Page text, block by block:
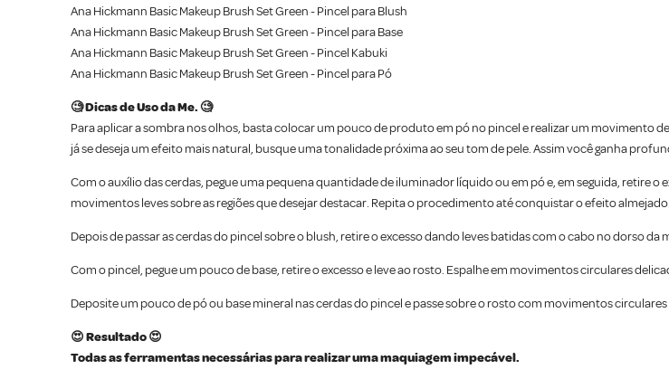
Ana Hickmann Basic Makeup Brush Set Green - Pincel para Blush
Ana Hickmann Basic Makeup Brush Set Green - Pincel para Base
Ana Hickmann Basic Makeup Brush Set Green - Pincel Kabuki
Ana Hickmann Basic Makeup Brush Set Green - Pincel para Pó
🧐 Dicas de Uso da Me. 🧐
Para aplicar a sombra nos olhos, basta colocar um pouco de produto em pó no pincel e realizar um movimento
já se deseja um efeito mais natural, busque uma tonalidade próxima ao seu tom de pele. Assim você ganha
Com o auxílio das cerdas, pegue uma pequena quantidade de iluminador líquido ou em pó e, em seguida, retire
movimentos leves sobre as regiões que desejar destacar. Repita o procedimento até conquistar o efeito almejado.
Depois de passar as cerdas do pincel sobre o blush, retire o excesso dando leves batidas com o cabo no dorso
Com o pincel, pegue um pouco de base, retire o excesso e leve ao rosto. Espalhe em movimentos circulares
Deposite um pouco de pó ou base mineral nas cerdas do pincel e passe sobre o rosto com movimentos
😍 Resultado 😍
Todas as ferramentas necessárias para realizar uma maquiagem impecável.